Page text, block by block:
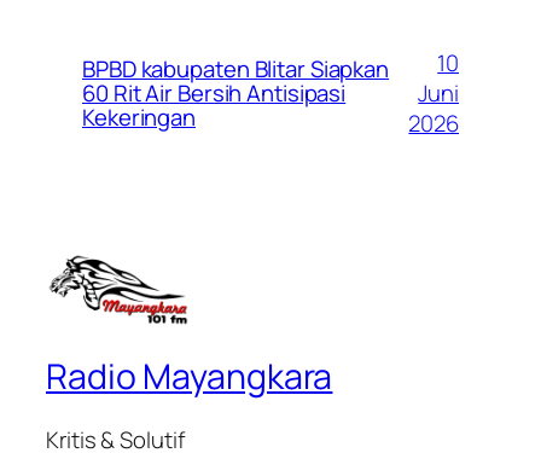
BPBD kabupaten Blitar Siapkan
60 Rit Air Bersih Antisipasi
Kekeringan
10
Juni
2026
Radio Mayangkara
Kritis & Solutif